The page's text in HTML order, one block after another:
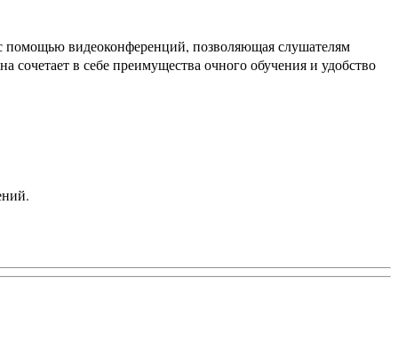
помощью видеоконференций, позволяющая слушателям
в себе преимущества очного обучения и удобство